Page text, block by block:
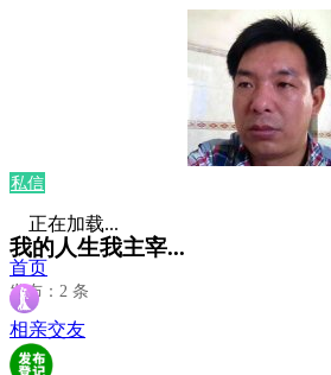
私信
我的人生我主宰...
发布：2 条
正在加载...
首页
相亲交友